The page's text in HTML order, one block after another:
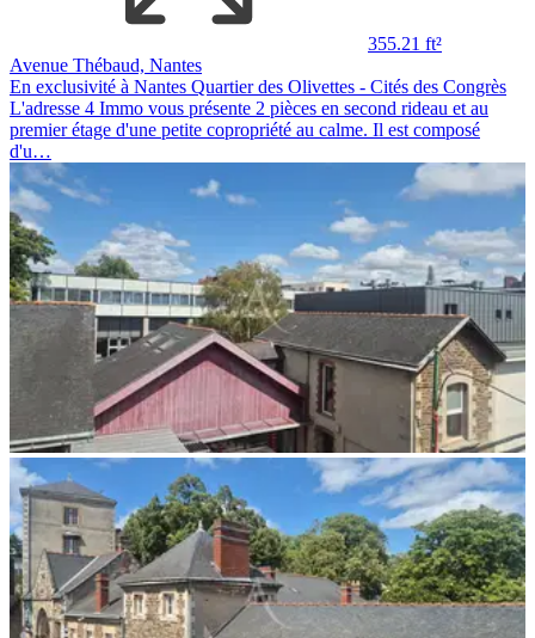
355.21 ft²
Avenue Thébaud, Nantes
En exclusivité à Nantes Quartier des Olivettes - Cités des Congrès
L'adresse 4 Immo vous présente 2 pièces en second rideau et au
premier étage d'une petite copropriété au calme. Il est composé
d'u…